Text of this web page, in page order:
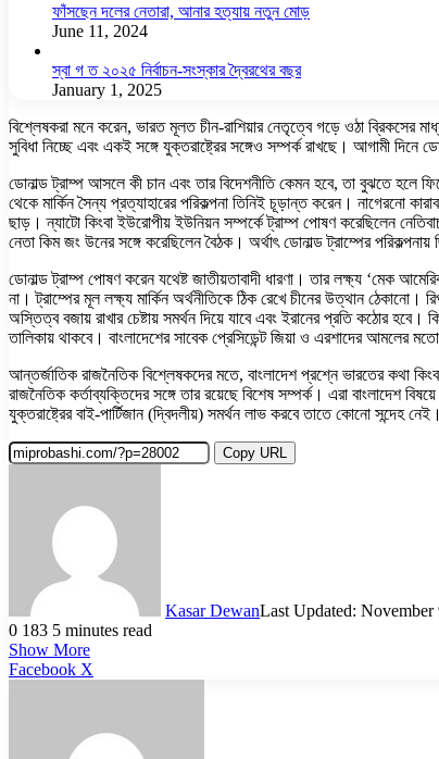
ফাঁসছেন দলের নেতারা, আনার হত্যায় নতুন মোড়
June 11, 2024
স্বা গ ত ২০২৫ নির্বাচন-সংস্কার দ্বৈরথের বছর
January 1, 2025
বিশ্লেষকরা মনে করেন, ভারত মূলত চীন-রাশিয়ার নেতৃত্বে গড়ে ওঠা ব্রিকসের
সুবিধা নিচ্ছে এবং একই সঙ্গে যুক্তরাষ্ট্রের সঙ্গেও সম্পর্ক রাখছে। আগামী
ডোনাল্ড ট্রাম্প আসলে কী চান এবং তার বিদেশনীতি কেমন হবে, তা বুঝতে হলে
থেকে মার্কিন সৈন্য প্রত্যাহারের পরিকল্পনা তিনিই চূড়ান্ত করেন। নাগেরনো
ছাড়। ন্যাটো কিংবা ইউরোপীয় ইউনিয়ন সম্পর্কে ট্রাম্প পোষণ করেছিলেন
নেতা কিম জং উনের সঙ্গে করেছিলেন বৈঠক। অর্থাৎ ডোনাল্ড ট্রাম্পের
ডোনাল্ড ট্রাম্প পোষণ করেন যথেষ্ট জাতীয়তাবাদী ধারণা। তার লক্ষ্য ‘মেক
না। ট্রাম্পের মূল লক্ষ্য মার্কিন অর্থনীতিকে ঠিক রেখে চীনের উত্থান ঠেকানো।
অস্তিত্ব বজায় রাখার চেষ্টায় সমর্থন দিয়ে যাবে এবং ইরানের প্রতি কঠোর
তালিকায় থাকবে। বাংলাদেশের সাবেক প্রেসিডেন্ট জিয়া ও এরশাদের আমলের মতো
আন্তর্জাতিক রাজনৈতিক বিশ্লেষকদের মতে, বাংলাদেশ প্রশ্নে ভারতের কথা
রাজনৈতিক কর্তাব্যক্তিদের সঙ্গে তার রয়েছে বিশেষ সম্পর্ক। এরা বাংলাদেশ
যুক্তরাষ্ট্রের বাই-পার্টিজান (দ্বিদলীয়) সমর্থন লাভ করবে তাতে কোনো সন্দেহ নেই।
Copy URL
Kasar DewanLast Updated: November
0 183 5 minutes read
Show More
Facebook X